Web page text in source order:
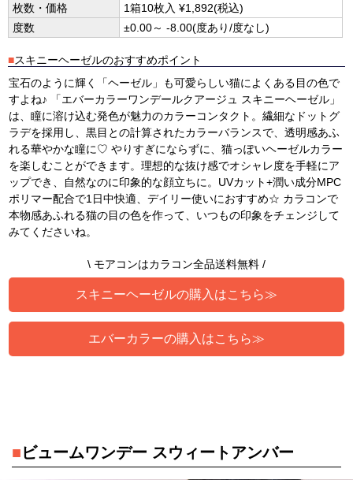
枚数・価格
1箱10枚入 ¥1,892(税込)
度数
±0.00～ -8.00(度あり/度なし)
■スキニーヘーゼルのおすすめポイント
宝石のように輝く「ヘーゼル」も可愛らしい猫によくある目の色で
すよね♪ 「エバーカラーワンデールクアージュ スキニーヘーゼル」
は、瞳に溶け込む発色が魅力のカラーコンタクト。繊細なドットグ
ラデを採用し、黒目との計算されたカラーバランスで、透明感あふ
れる華やかな瞳に♡ やりすぎにならずに、猫っぽいヘーゼルカラー
を楽しむことができます。理想的な抜け感でオシャレ度を手軽にア
ップでき、自然なのに印象的な顔立ちに。UVカット+潤い成分MPC
ポリマー配合で1日中快適、デイリー使いにおすすめ☆ カラコンで
本物感あふれる猫の目の色を作って、いつもの印象をチェンジして
みてくださいね。
\ モアコンはカラコン全品送料無料 /
スキニーヘーゼルの購入はこちら≫
エバーカラーの購入はこちら≫
■ ビュームワンデー スウィートアンバー